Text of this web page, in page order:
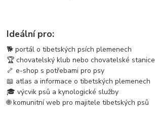
Ideální pro:
🐕 portál o tibetských psích plemenech
🏆 chovatelský klub nebo chovatelské stanice
🦴 e-shop s potřebami pro psy
📖 atlas a informace o tibetských plemenech
🎓 výcvik psů a kynologické služby
🌐 komunitní web pro majitele tibetských psů